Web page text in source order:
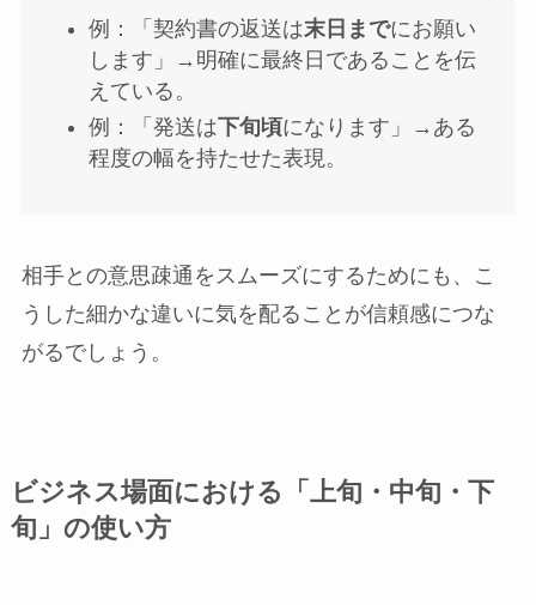
例：「契約書の返送は末日までにお願い
します」→明確に最終日であることを伝
えている。
例：「発送は下旬頃になります」→ある
程度の幅を持たせた表現。
相手との意思疎通をスムーズにするためにも、こ
うした細かな違いに気を配ることが信頼感につな
がるでしょう。
ビジネス場面における「上旬・中旬・下
旬」の使い方